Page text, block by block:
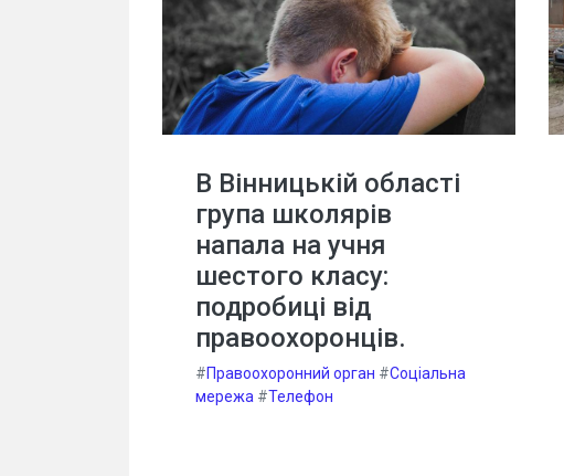
В Вінницькій області
група школярів
напала на учня
шестого класу:
подробиці від
правоохоронців.
#Правоохоронний орган #Соціальна
мережа #Телефон